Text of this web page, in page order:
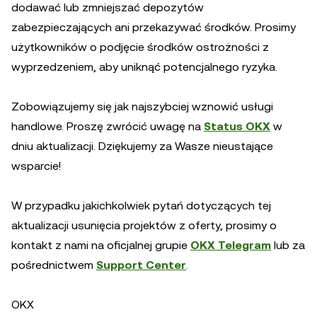
dodawać lub zmniejszać depozytów
zabezpieczających ani przekazywać środków. Prosimy
użytkowników o podjęcie środków ostrożności z
wyprzedzeniem, aby uniknąć potencjalnego ryzyka.
Zobowiązujemy się jak najszybciej wznowić usługi
handlowe. Proszę zwrócić uwagę na Status OKX w
dniu aktualizacji. Dziękujemy za Wasze nieustające
wsparcie!
W przypadku jakichkolwiek pytań dotyczących tej
aktualizacji usunięcia projektów z oferty, prosimy o
kontakt z nami na oficjalnej grupie OKX Telegram lub za
pośrednictwem Support Center.
OKX